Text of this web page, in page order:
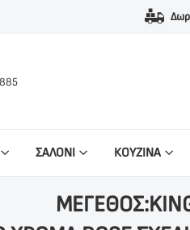
ΣΑΛΟΝΙ ΚΟΥΖΙΝΑ